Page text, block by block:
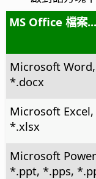
MS Office 檔案...
Microsoft
*.docx
Microsoft
*.xlsx
Microsoft
*.ppt, *.pps,